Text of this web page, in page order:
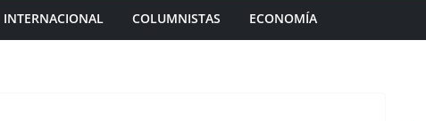
INTERNACIONAL COLUMNISTAS ECONOMÍA